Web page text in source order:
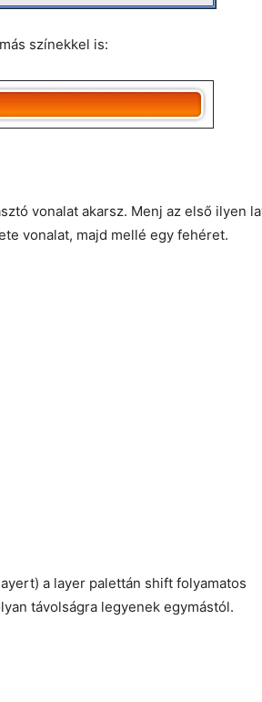
színekkel is:
vonalat akarsz. Menj az első ilyen
vonalat, majd mellé egy fehéret.
a layer palettán shift folyamatos
távolságra legyenek egymástól.